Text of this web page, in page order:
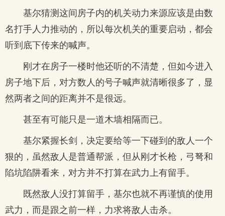
基尔猜测这间房子内的机关动力来源应该是由数
名打手人力推动的，所以每次机关的重要启动，都会
听到底下传来的喊声。
刚才在房子一楼时他还听的不清楚，但如今进入
房子地下后，对方数人的号子喊声就清晰很多了，显
然两者之间的距离并不是很远。
甚至有可能只是一道木墙相隔而已。
基尔紧握长剑，决定要给等一下碰到的敌人一个
狠的，虽然敌人是普通帮派，但从刚才长枪，弓弩和
陷坑陷阱看来，对方并不打算在武力上有留手。
既然敌人没打算留手，基尔也就不再谨慎的使用
武力，而是跟之前一样，力求将敌人击杀。